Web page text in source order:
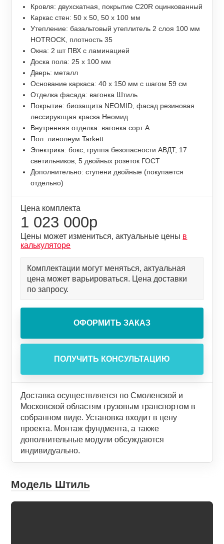
Кровля: двухскатная, покрытие С20R оцинкованный
Каркас стен: 50 х 50, 50 х 100 мм
Утепление: базальтовый утеплитель 2 слоя 100 мм
HOTROCK, плотность 35
Окна: 2 шт ПВХ с ламинацией
Доска пола: 25 х 100 мм
Дверь: металл
Основание каркаса: 40 х 150 мм с шагом 59 см
Отделка фасада: вагонка Штиль
Покрытие: биозащита NEOMID, фасад резиновая
лессирующая краска Неомид
Внутренняя отделка: вагонка сорт А
Пол: линолеум Tarkett
Электрика: бокс, группа безопасности АВДТ, 17
светильников, 5 двойных розеток ГОСТ
Дополнительно: ступени двойные (покупается
отдельно)
Цена комплекта
1 023 000р
Цены может измениться, актуальные цены в
калькуляторе
Комплектации могут меняться, актуальная
цена может варьироваться. Цена доставки
по запросу.
Доставка осуществляется по Смоленской и
Московской областям грузовым транспортом в
собранном виде. Установка входит в цену
проекта. Монтаж фундмента, а также
дополнительные модули обсуждаются
индивидуально.
Модель Штиль